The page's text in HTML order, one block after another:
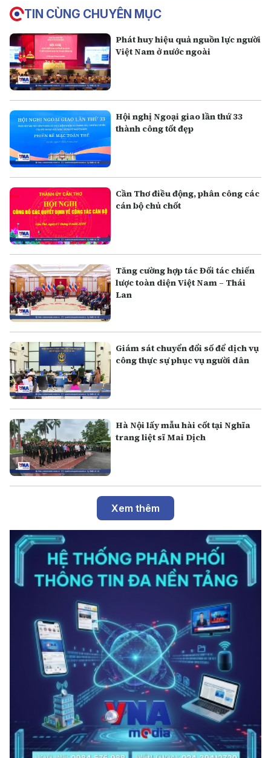
TIN CÙNG CHUYÊN MỤC
Phát huy hiệu quả nguồn lực người
Việt Nam ở nước ngoài
Hội nghị Ngoại giao lần thứ 33
thành công tốt đẹp
Cần Thơ điều động, phân công các
cán bộ chủ chốt
Tăng cường hợp tác Đối tác chiến
lược toàn diện Việt Nam – Thái
Lan
Giám sát chuyển đổi số để dịch vụ
công thực sự phục vụ người dân
Hà Nội lấy mẫu hài cốt tại Nghĩa
trang liệt sĩ Mai Dịch
Xem thêm